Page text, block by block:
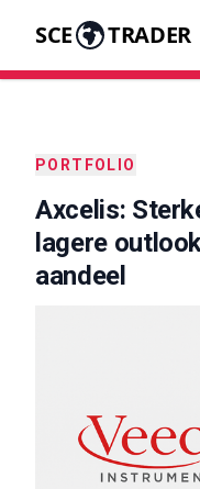
SCE TRADER
PORTFOLIO
Axcelis:
lagere
aandeel